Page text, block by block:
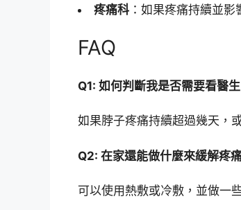
疼痛科 ：如果疼痛持續並
FAQ
Q1: 如何判斷我是否需要看醫生
如果脖子疼痛持續超過幾天，
Q2: 在家還能做什麼來緩解疼
可以使用熱敷或冷敷，並做一